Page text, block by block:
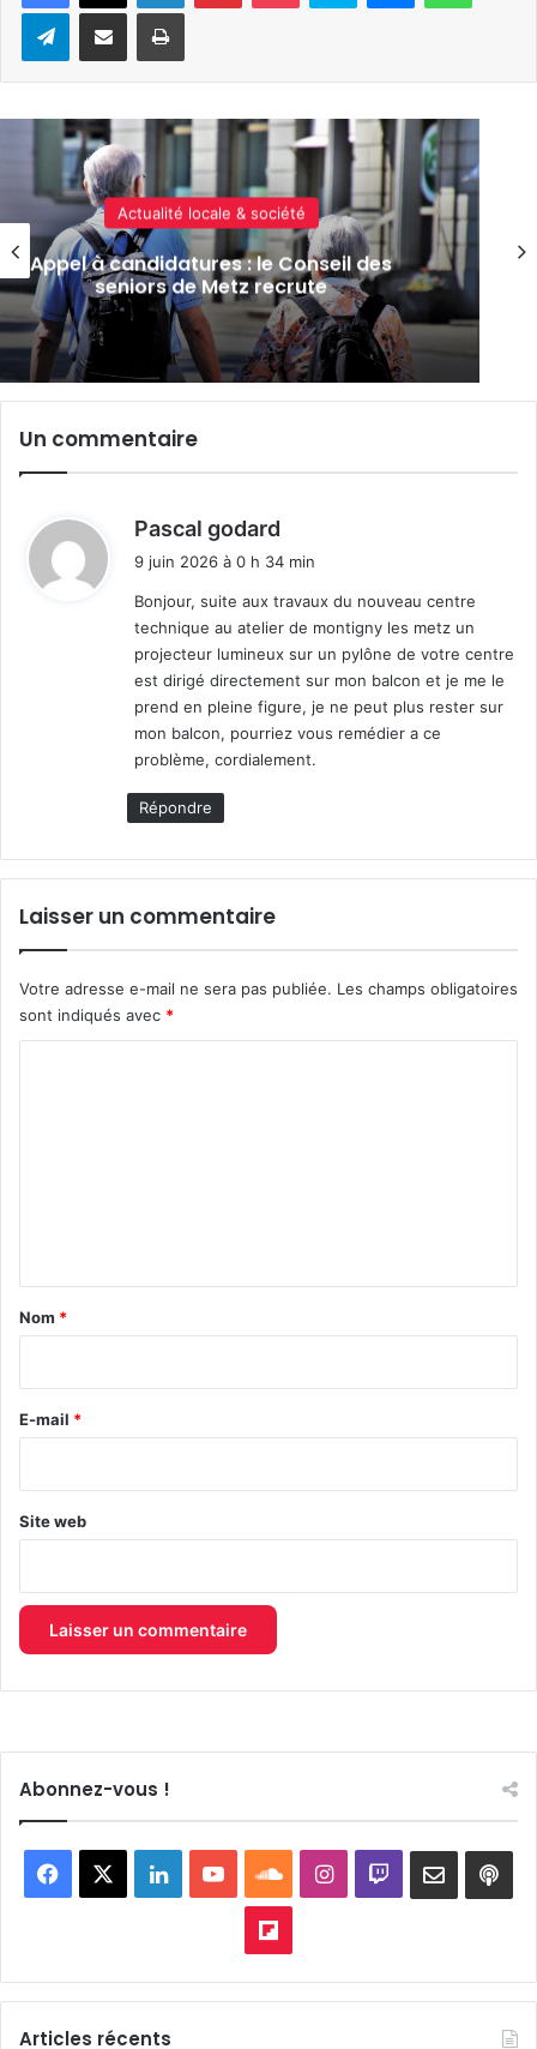
TelegramPartager par e-mail Imprimer
Actualité locale & société
Appel à candidatures : le Conseil des
seniors de Metz recrute
Un commentaire
Pascal godard
:
9 juin 2026 à 0 h 34 min
Bonjour, suite aux travaux du nouveau centre
technique au atelier de montigny les metz un
projecteur lumineux sur un pylône de votre centre
est dirigé directement sur mon balcon et je me le
prend en pleine figure, je ne peut plus rester sur
mon balcon, pourriez vous remédier a ce
problème, cordialement.
Répondre
Laisser un commentaire
Votre adresse e-mail ne sera pas publiée. Les champs obligatoires
sont indiqués avec *
a
e
Nom *
E-mail *
Site web
Abonnez-vous !
Facebook LinkedinYouTubeSoundCloud
Instagram
Twitch
Flipboard
Articles récents